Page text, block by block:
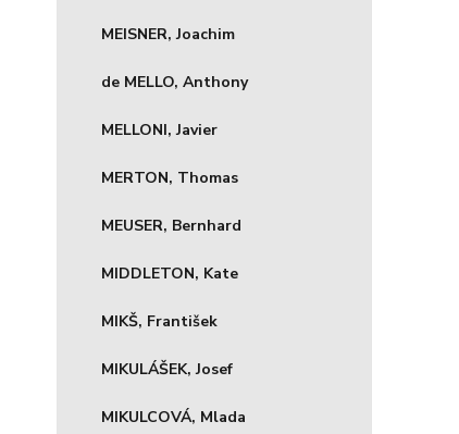
MEISNER, Joachim
de MELLO, Anthony
MELLONI, Javier
MERTON, Thomas
MEUSER, Bernhard
MIDDLETON, Kate
MIKŠ, František
MIKULÁŠEK, Josef
MIKULCOVÁ, Mlada